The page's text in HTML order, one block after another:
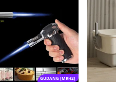
GUDANG [MRH2]